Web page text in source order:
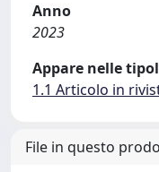
Anno
2023
Appare nelle
1.1 Articolo in
File in questo